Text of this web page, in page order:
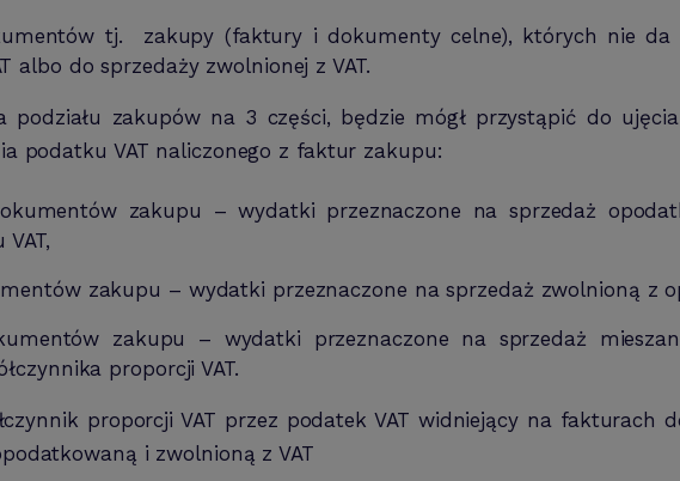
tj. zakupy (faktury i dokumenty celne), których nie da
albo do sprzedaży zwolnionej z VAT.
podziału zakupów na 3 części, będzie mógł przystąpić do
podatku VAT naliczonego z faktur zakupu:
zakupu – wydatki przeznaczone na sprzedaż
zakupu – wydatki przeznaczone na sprzedaż zwolnioną z
zakupu – wydatki przeznaczone na sprzedaż
proporcji VAT.
proporcji VAT przez podatek VAT widniejący na fakturach
i zwolnioną z VAT